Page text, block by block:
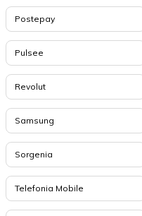
Postepay
Pulsee
Revolut
Samsung
Sorgenia
Telefonia Mobile